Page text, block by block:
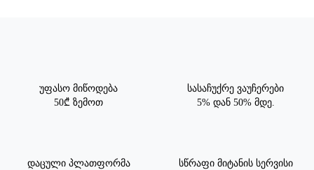
უფასო მიწოდება
50₾ ზემოთ
სასაჩუქრე ვაუჩერები
5% დან 50% მდე.
დაცული პლათფორმა სწრაფი მიტანის სერვისი